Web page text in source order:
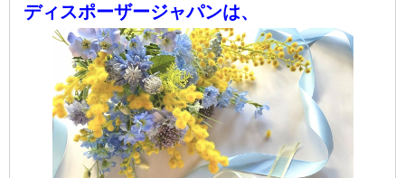
ディスポーザージャパンは、